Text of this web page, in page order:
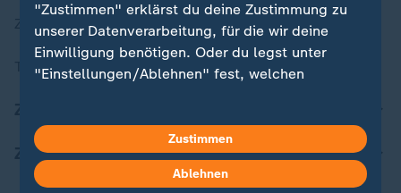
ZDFheute Stories
Themen im Überblick
ZDFheute Apps
"Zustimmen" erklärst du deine Zustimmung zu
unserer Datenverarbeitung, für die wir deine
Einwilligung benötigen. Oder du legst unter
"Einstellungen/Ablehnen" fest, welchen
kannst du jederzeit mit Wirkung für die Zukunft
in deinen Einstellungen widerrufen oder ändern.
Zustimmen
Ablehnen